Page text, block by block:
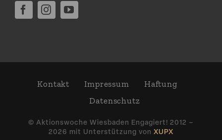
Kontakt Impressum
Haftung
Daten­schutz
© Aktions­woche Wiesbaden Engagiert! 2012 –
2026 mit Unter­stützung von XUPX